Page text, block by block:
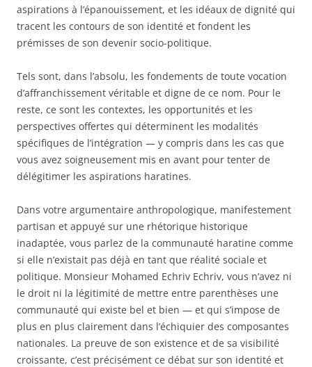
aspirations à l’épanouissement, et les idéaux de dignité qui
tracent les contours de son identité et fondent les
prémisses de son devenir socio-politique.
Tels sont, dans l’absolu, les fondements de toute vocation
d’affranchissement véritable et digne de ce nom. Pour le
reste, ce sont les contextes, les opportunités et les
perspectives offertes qui déterminent les modalités
spécifiques de l’intégration — y compris dans les cas que
vous avez soigneusement mis en avant pour tenter de
délégitimer les aspirations haratines.
Dans votre argumentaire anthropologique, manifestement
partisan et appuyé sur une rhétorique historique
inadaptée, vous parlez de la communauté haratine comme
si elle n’existait pas déjà en tant que réalité sociale et
politique. Monsieur Mohamed Echriv Echriv, vous n’avez ni
le droit ni la légitimité de mettre entre parenthèses une
communauté qui existe bel et bien — et qui s’impose de
plus en plus clairement dans l’échiquier des composantes
nationales. La preuve de son existence et de sa visibilité
croissante, c’est précisément ce débat sur son identité et